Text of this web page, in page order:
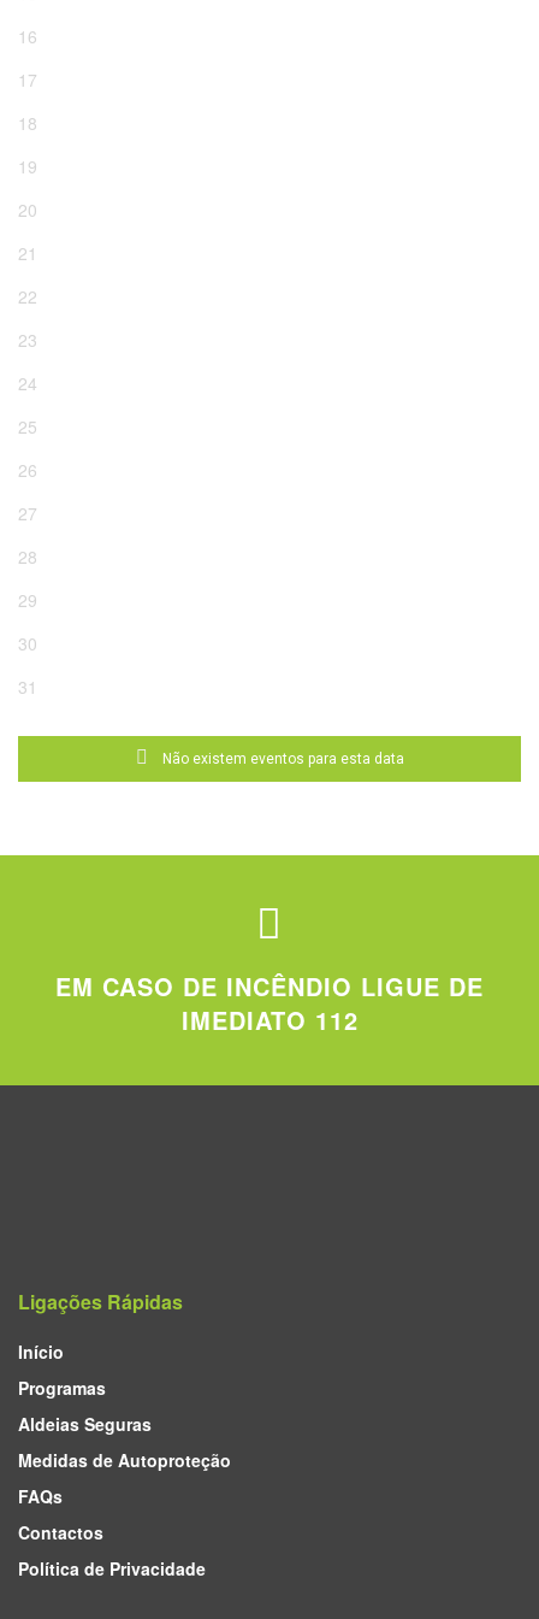
16
17
18
19
20
21
22
23
24
25
26
27
28
29
30
31
Não existem eventos para esta data
EM CASO DE INCÊNDIO LIGUE DE
IMEDIATO 112
Ligações Rápidas
Início
Programas
Aldeias Seguras
Medidas de Autoproteção
FAQs
Contactos
Política de Privacidade